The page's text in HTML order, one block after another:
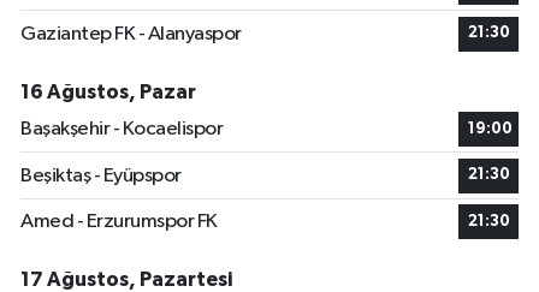
Gaziantep FK - Alanyaspor 21:30
16 Ağustos, Pazar
Başakşehir - Kocaelispor
19:00
Beşiktaş - Eyüpspor 21:30
Amed - Erzurumspor FK 21:30
17 Ağustos, Pazartesi